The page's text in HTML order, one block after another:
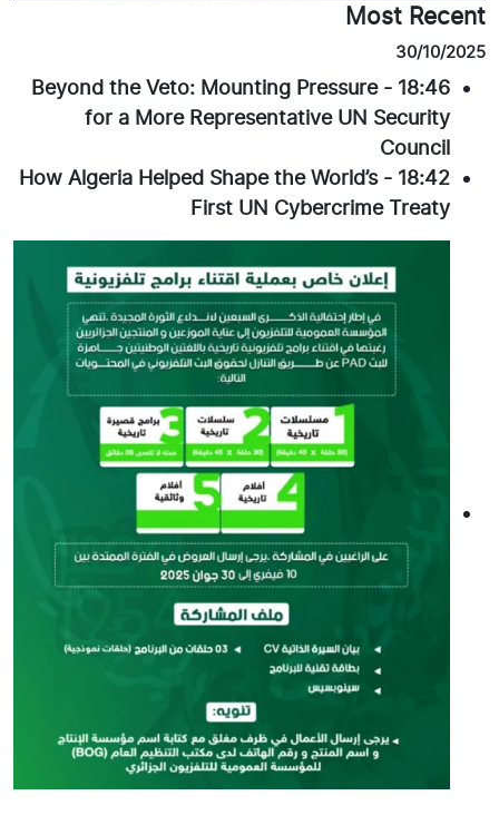
Most Recent
30/10/2025
18:46
-
Beyond the Veto: Mounting Pressure
for a More Representative UN Security
Council
18:42
-
How Algeria Helped Shape the World’s
First UN Cybercrime Treaty